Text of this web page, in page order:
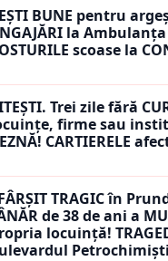
BUNE pentru
la
scoase la
Trei zile fără
firme sau
CARTIERELE
TRAGIC în
de 38 de ani a
locuință!